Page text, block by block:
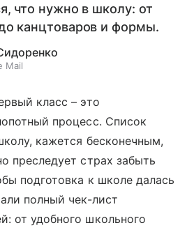
что нужно в школу: от
канцтоваров и формы.
Mail
класс – это
процесс. Список
кажется бесконечным,
преследует страх забыть
подготовка к школе далась
полный чек-лист
от удобного школьного